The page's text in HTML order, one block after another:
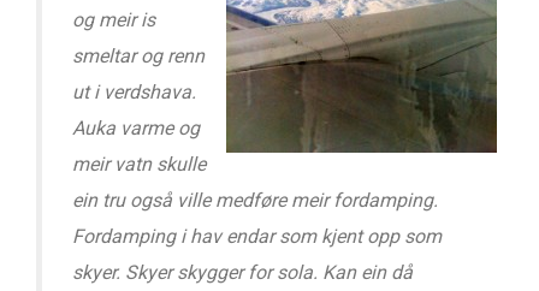
og meir is
smeltar og renn
ut i verdshava.
Auka varme og
meir vatn skulle
ein tru også ville medføre meir fordamping.
Fordamping i hav endar som kjent opp som
skyer. Skyer skygger for sola. Kan ein då